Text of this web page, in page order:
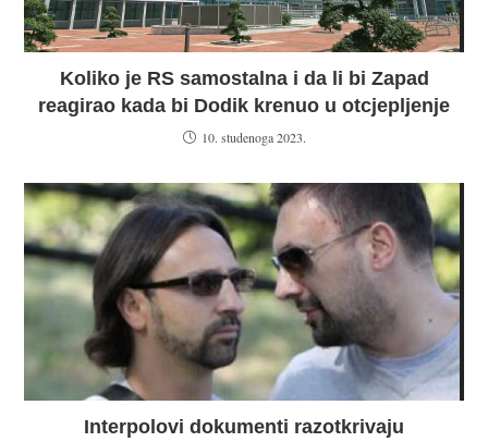
Koliko je RS samostalna i da li bi Zapad
reagirao kada bi Dodik krenuo u otcjepljenje
10. studenoga 2023.
Interpolovi dokumenti razotkrivaju